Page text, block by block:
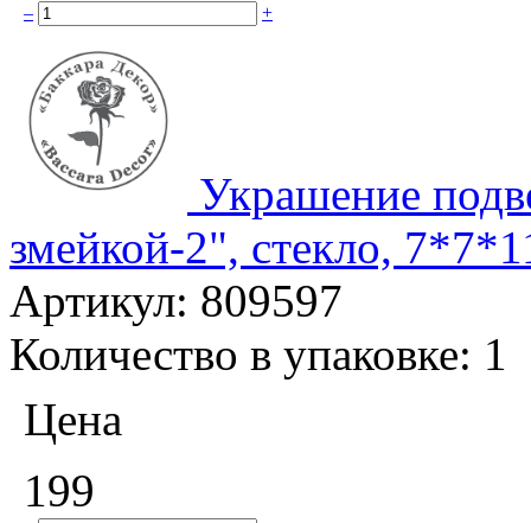
– +
Украшение
змейкой-2", стекло,
Артикул: 809597
Количество в упаковке: 1
Цена
199